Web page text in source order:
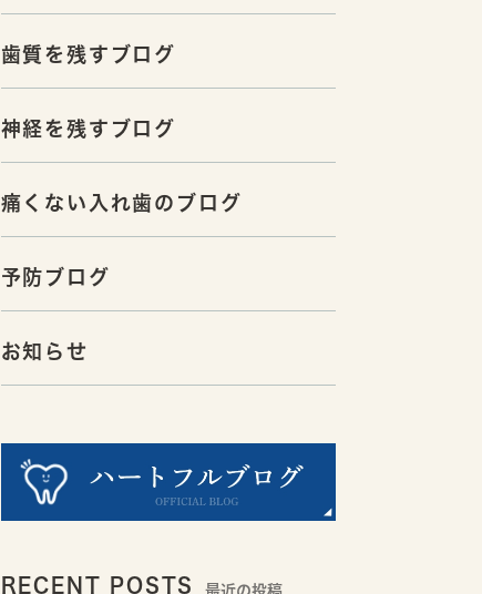
歯質を残すブログ
神経を残すブログ
痛くない入れ歯のブログ
予防ブログ
お知らせ
RECENT POSTS 最近の投稿